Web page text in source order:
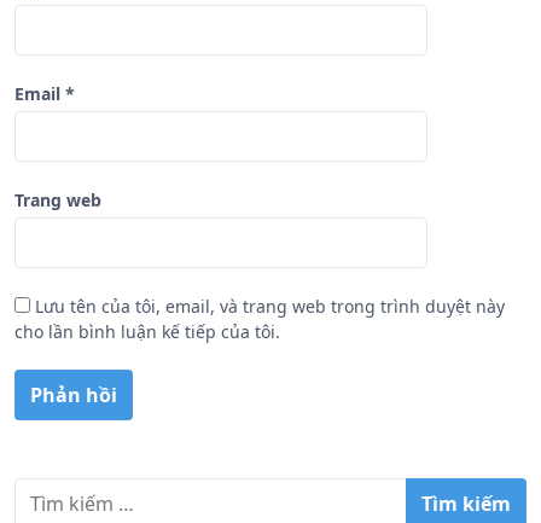
Email *
Trang web
Lưu tên của tôi, email, và trang web trong trình duyệt này
cho lần bình luận kế tiếp của tôi.